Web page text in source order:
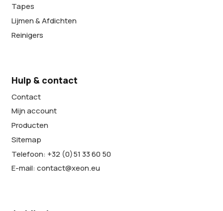
Tapes
Lijmen & Afdichten
Reinigers
Hulp & contact
Contact
Mijn account
Producten
Sitemap
Telefoon: +32 (0)51 33 60 50
E-mail: contact@xeon.eu